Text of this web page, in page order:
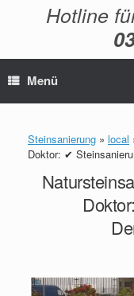
Hotline
Menü
Steinsanierung » local
Doktor: ✔